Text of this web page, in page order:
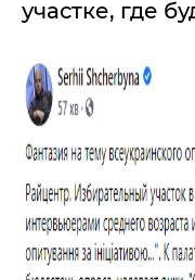
участке, где